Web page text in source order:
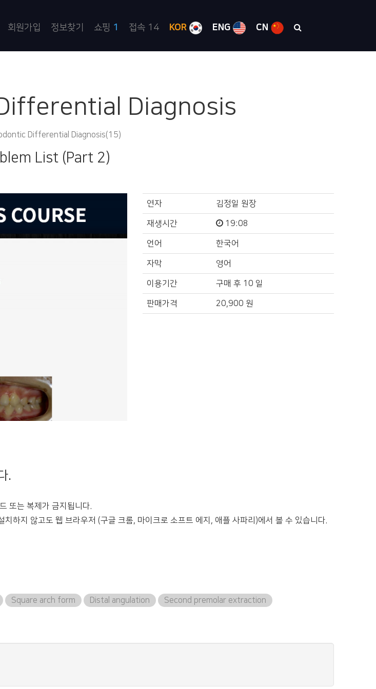
회원가입 정보찾기 쇼핑 1 접속 14 KOR ENG CN
Diagnosis
Differential Diagnosis(15)
List (Part 2)
연자 김정일 원장
재생시간 19:08
언어 한국어
자막 영어
이용기간 구매 후 10 일
판매가격 20,900 원
.
또는 복제가 금지됩니다.
하지 않고도 웹 브라우저 (구글 크롬, 마이크로 소프트 에지, 애플 사파리)에서 볼 수 있습니다.
Square arch form Distal angulation Second premolar extraction